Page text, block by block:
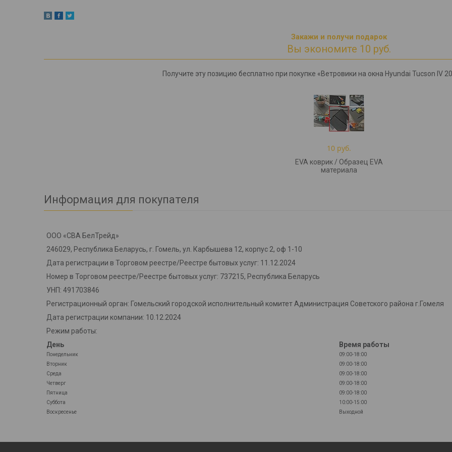
Закажи и получи подарок
Вы экономите 10 руб.
Получите эту позицию бесплатно при покупке «Ветровики на окна Hyundai Tucson IV
10 руб.
EVA коврик / Образец EVA
материала
Информация для покупателя
ООО «СВА БелТрейд»
246029, Республика Беларусь, г. Гомель, ул. Карбышева 12, корпус 2, оф 1-10
Дата регистрации в Торговом реестре/Реестре бытовых услуг: 11.12.2024
Номер в Торговом реестре/Реестре бытовых услуг: 737215, Республика Беларусь
УНП: 491703846
Регистрационный орган: Гомельский городской исполнительный комитет Администрация Советского района г.Гомеля
Дата регистрации компании: 10.12.2024
Режим работы:
День
Время работы
Понедельник
09:00-18:00
Вторник
09:00-18:00
Среда
09:00-18:00
Четверг
09:00-18:00
Пятница
09:00-18:00
Суббота
10:00-15:00
Воскресенье
Выходной